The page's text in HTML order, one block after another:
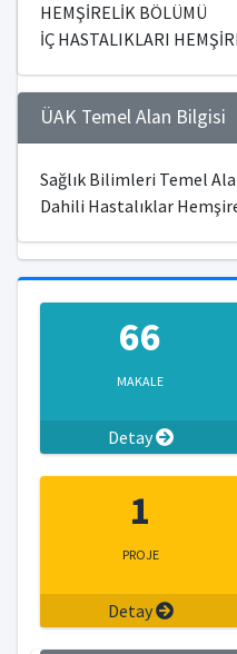
HEMŞİRELİK BÖLÜMÜ
İÇ HASTALIKLARI
ÜAK Temel Alan Bilgisi
Sağlık Bilimleri Temel
Dahili Hastalıklar
66
MAKALE
Detay
1
PROJE
Detay